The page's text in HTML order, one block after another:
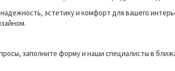
эстетику и комфорт для вашего
заполните форму и наши специалисты в